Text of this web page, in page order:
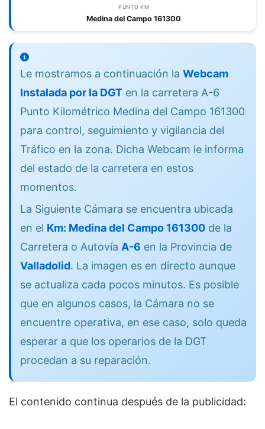
PUNTO KM
Medina del Campo 161300
Le mostramos a continuación la Webcam
Instalada por la DGT en la carretera A-6
Punto Kilométrico Medina del Campo 161300
para control, seguimiento y vigilancia del
Tráfico en la zona. Dicha Webcam le informa
del estado de la carretera en estos
momentos.
La Siguiente Cámara se encuentra ubicada
en el Km: Medina del Campo 161300 de la
Carretera o Autovía A-6 en la Provincia de
Valladolid. La imagen es en directo aunque
se actualiza cada pocos minutos. Es posible
que en algunos casos, la Cámara no se
encuentre operativa, en ese caso, solo queda
esperar a que los operarios de la DGT
procedan a su reparación.
El contenido continua después de la publicidad: